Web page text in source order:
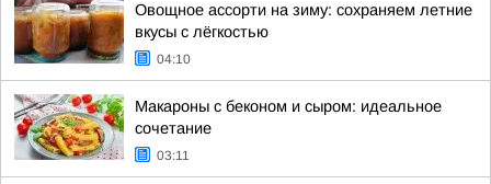
Овощное ассорти на зиму: сохраняем летние
вкусы с лёгкостью
04:10
Макароны с беконом и сыром: идеальное
сочетание
03:11